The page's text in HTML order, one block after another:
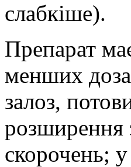
слабкіше).
Препарат
менших
залоз,
розширення
скорочень;